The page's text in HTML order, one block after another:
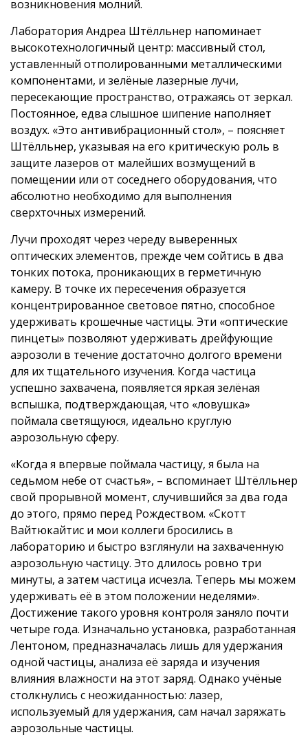
возникновения молний.
Лаборатория Андреа Штёлльнер напоминает
высокотехнологичный центр: массивный стол,
уставленный отполированными металлическими
компонентами, и зелёные лазерные лучи,
пересекающие пространство, отражаясь от зеркал.
Постоянное, едва слышное шипение наполняет
воздух. «Это антивибрационный стол», – поясняет
Штёлльнер, указывая на его критическую роль в
защите лазеров от малейших возмущений в
помещении или от соседнего оборудования, что
абсолютно необходимо для выполнения
сверхточных измерений.
Лучи проходят через череду выверенных
оптических элементов, прежде чем сойтись в два
тонких потока, проникающих в герметичную
камеру. В точке их пересечения образуется
концентрированное световое пятно, способное
удерживать крошечные частицы. Эти «оптические
пинцеты» позволяют удерживать дрейфующие
аэрозоли в течение достаточно долгого времени
для их тщательного изучения. Когда частица
успешно захвачена, появляется яркая зелёная
вспышка, подтверждающая, что «ловушка»
поймала светящуюся, идеально круглую
аэрозольную сферу.
«Когда я впервые поймала частицу, я была на
седьмом небе от счастья», – вспоминает Штёлльнер
свой прорывной момент, случившийся за два года
до этого, прямо перед Рождеством. «Скотт
Вайтюкайтис и мои коллеги бросились в
лабораторию и быстро взглянули на захваченную
аэрозольную частицу. Это длилось ровно три
минуты, а затем частица исчезла. Теперь мы можем
удерживать её в этом положении неделями».
Достижение такого уровня контроля заняло почти
четыре года. Изначально установка, разработанная
Лентоном, предназначалась лишь для удержания
одной частицы, анализа её заряда и изучения
влияния влажности на этот заряд. Однако учёные
столкнулись с неожиданностью: лазер,
используемый для удержания, сам начал заряжать
аэрозольные частицы.